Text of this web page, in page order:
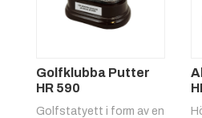
Golfklubba Putter
HR 590
Golfstatyett i form av en